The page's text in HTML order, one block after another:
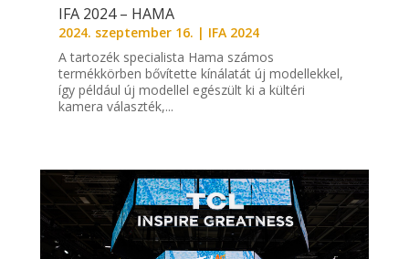
IFA 2024 – HAMA
2024. szeptember 16. | IFA 2024
A tartozék specialista Hama számos
termékkörben bővítette kínálatát új modellekkel,
így például új modellel egészült ki a kültéri
kamera választék,...